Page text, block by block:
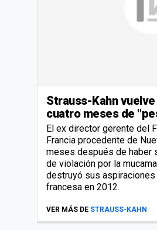
Strauss-Kahn
cuatro meses de
El ex director gerente del
Francia procedente de
meses después de haber
de violación por la
destruyó sus
francesa en 2012.
VER MÁS DE STRAUSS-KAHN